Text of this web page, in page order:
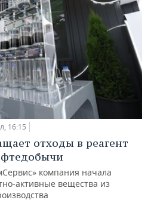
16:15
отходы в реагент
компания начала
активные вещества из